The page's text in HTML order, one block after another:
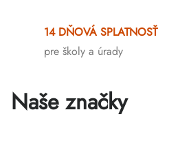
14 DŇOVÁ SPLATNOSŤ
pre školy a úrady
Naše značky